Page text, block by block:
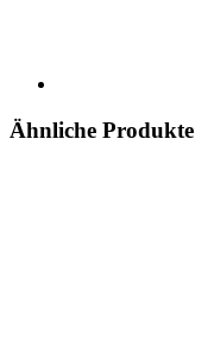
Ähnliche Produkte